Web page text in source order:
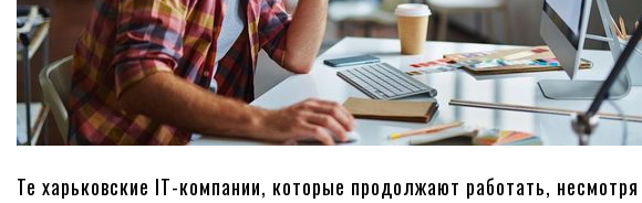
Те харьковские IT-компании, которые продолжают работать,